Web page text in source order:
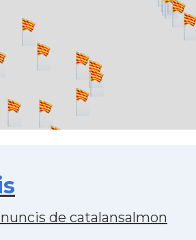
de catalansalmon